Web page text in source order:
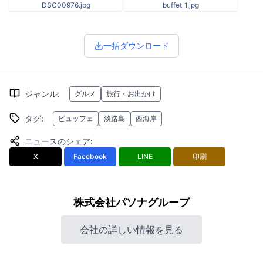
DSC00976.jpg buffet_1.jpg
一括ダウンロード
ジャンル: グルメ 旅行・お出かけ
タグ: ビュッフェ 淡路島 西海岸
ニュースのシェア:
X Facebook LINE 印刷
株式会社パソナグループ
会社の詳しい情報を見る